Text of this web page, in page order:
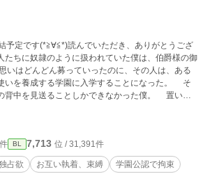
予定です(*≧∀≦*)読んでいただき、ありがとうござ
はどんどん募っていったのに、その人は、ある
を養成する学園に入学することになった。 そ
を見送ることしかできなかった僕。 置いて
れなくて、僕は魔法を猛勉強して、同じ学園に入
速会いに行くと、会長は僕に微笑んで、好きだっ
くる人もいっぱいいて、僕は会長に迷惑をかけて
BL 7,713 位 / 31,391件
占欲 お互い執着、束縛
学園公認で拘束